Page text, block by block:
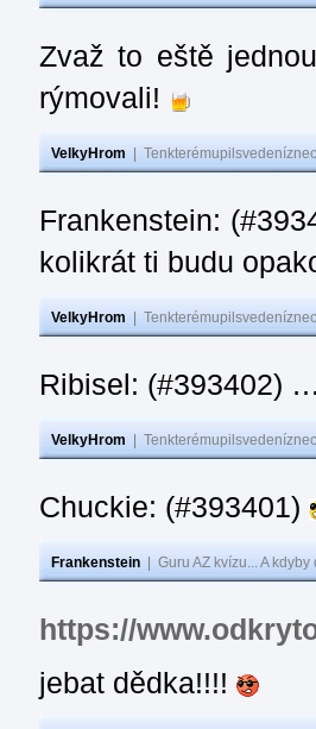
Zvaž to eště
rýmovali!
VelkyHrom
Frankenstein:
kolikrát ti budu
VelkyHrom
Ribisel: (#393402)
VelkyHrom
Chuckie: (#393401)
Frankenstein Guru AZ kvízu... A
https://
jebat dědka!!!!